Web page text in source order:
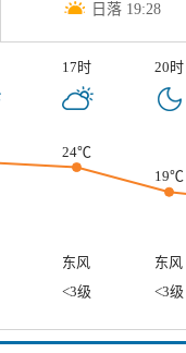
日落 19:28
17时 20时
24℃
19℃
东风
东风
<3级 <3级